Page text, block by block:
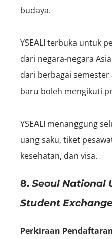
budaya.
YSEALI terbuka untuk
dari negara-negara
dari berbagai
baru boleh mengikuti
YSEALI menanggung
uang saku, tiket
kesehatan, dan visa.
8. Seoul National
Student
Perkiraan